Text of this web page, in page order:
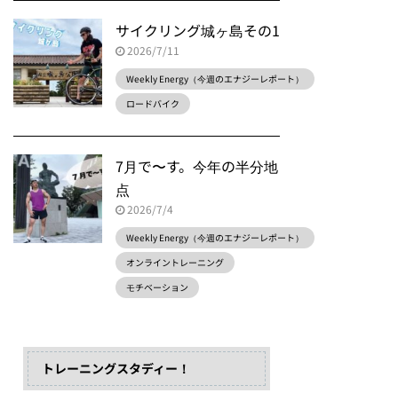
サイクリング城ヶ島その1
2026/7/11
Weekly Energy（今週のエナジーレポート）
ロードバイク
7月で〜す。今年の半分地
点
2026/7/4
Weekly Energy（今週のエナジーレポート）
オンライントレーニング
モチベーション
トレーニングスタディー！